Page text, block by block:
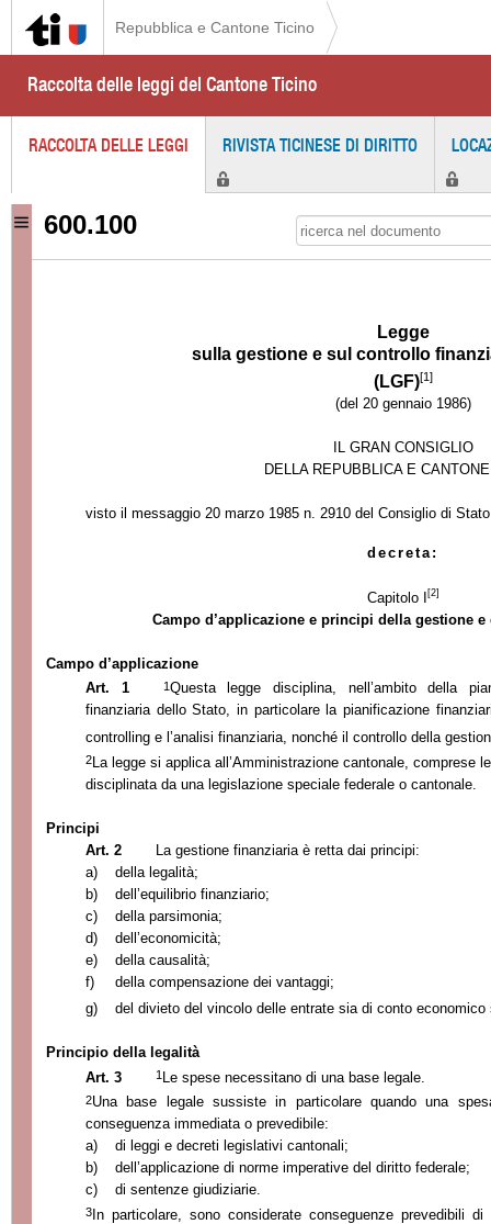
Repubblica e Cantone Ticino
Raccolta delle leggi del Cantone Ticino
RACCOLTA DELLE LEGGI RIVISTA TICINESE DI DIRITTO
600.100
Legge
sulla gestione e sul controllo
(LGF)[1]
(del 20 gennaio 1986)
IL GRAN CONSIGLIO
DELLA REPUBBLICA E
visto il messaggio 20 marzo 1985 n. 2910 del Consiglio di
decreta:
Capitolo I [2]
Campo d’applicazione e principi della gestione
Campo d’applicazione
Art. 1
1Questa legge disciplina, nell’ambito della
finanziaria dello Stato, in particolare la pianificazione
controlling e l’analisi finanziaria, nonché il controllo della
2La legge si applica all’Amministrazione cantonale, comprese
disciplinata da una legislazione speciale federale o cantonale.
Principi
Art. 2
La gestione finanziaria è retta dai principi:
a)
della legalità;
b)
dell’equilibrio finanziario;
c)
della parsimonia;
d)
dell’economicità;
e)
della causalità;
f)
della compensazione dei vantaggi;
g)
del divieto del vincolo delle entrate sia di conto
Principio della legalità
Art. 3
1 Le spese necessitano di una base legale.
2Una base legale sussiste in particolare quando una
conseguenza immediata o prevedibile:
a)
di leggi e decreti legislativi cantonali;
b)
dell’applicazione di norme imperative del diritto federale;
c)
di sentenze giudiziarie.
3 In particolare, sono considerate conseguenze prevedibili